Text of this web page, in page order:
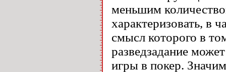
меньшим
характеризовать, в
смысл которого в
разведзадание
игры в покер.